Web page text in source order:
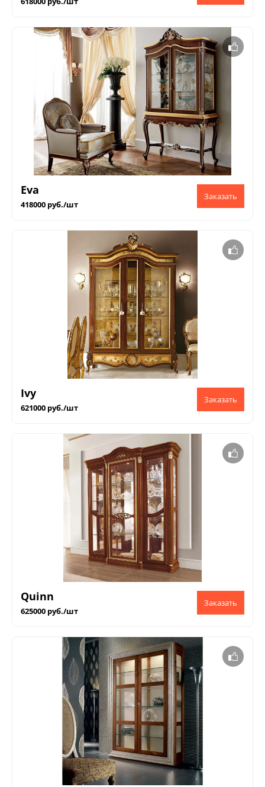
Eva
418000 руб./шт
Ivy
621000 руб./шт
Quinn
625000 руб./шт